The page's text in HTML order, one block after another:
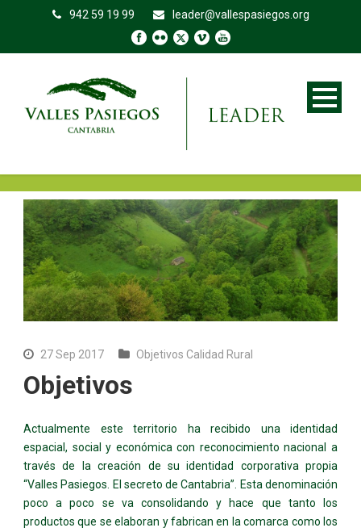
942 59 19 99 leader@vallespasiegos.org
27 Sep 2017 Objetivos Calidad Rural
Objetivos
Actualmente este territorio ha recibido una identidad
espacial, social y económica con reconocimiento nacional a
través de la creación de su identidad corporativa propia
“Valles Pasiegos. El secreto de Cantabria”. Esta denominación
poco a poco se va consolidando y hace que tanto los
productos que se elaboran y fabrican en la comarca como los